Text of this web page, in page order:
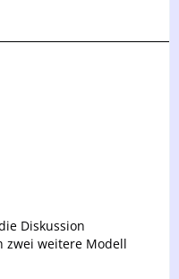
Diskussion
zwei weitere Modell